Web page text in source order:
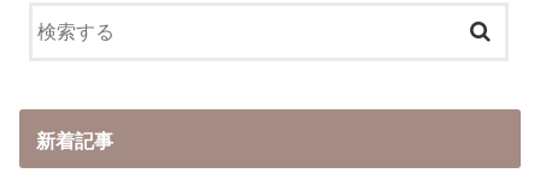
新着記事